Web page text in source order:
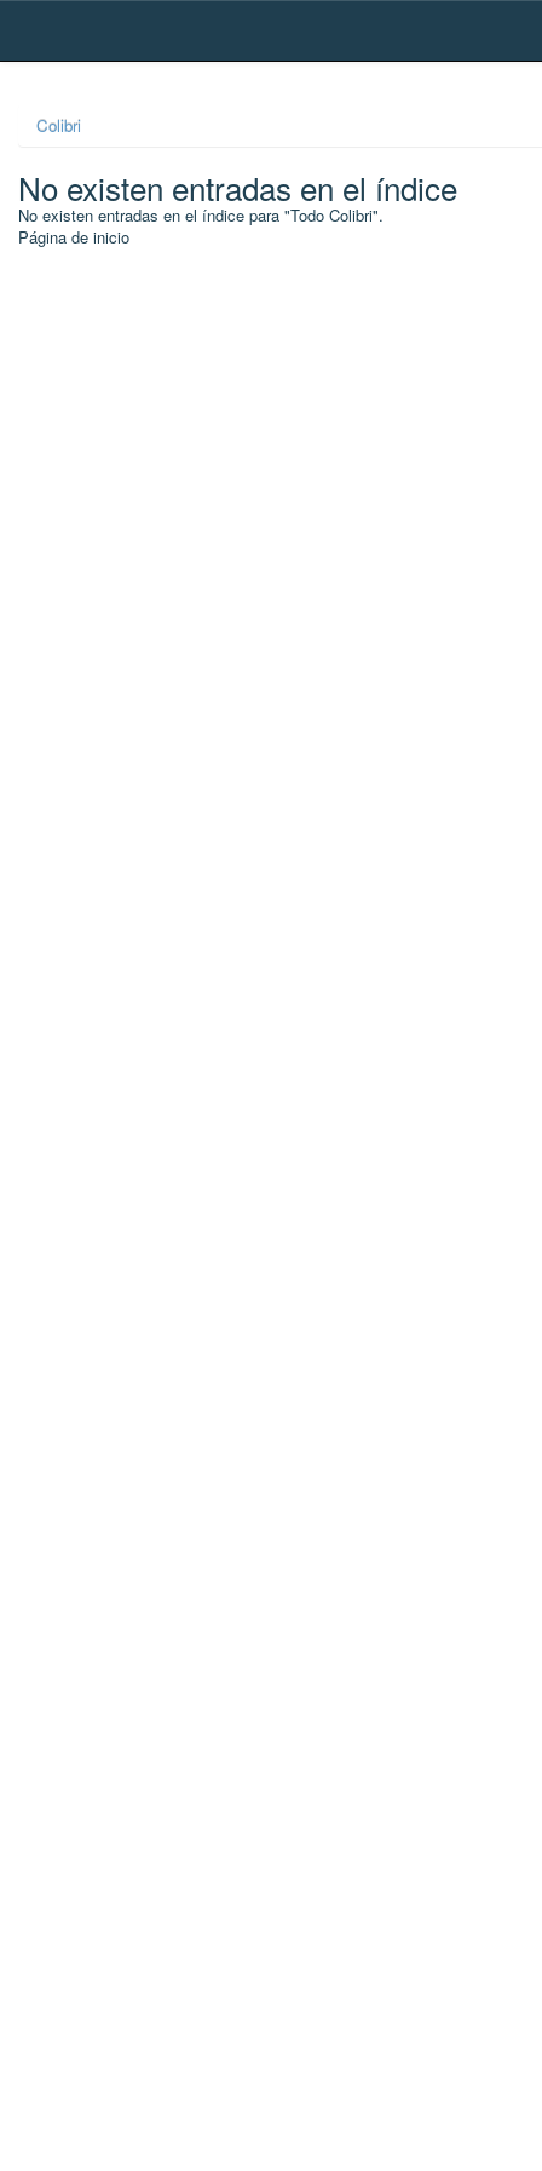
Skip
Colibri
No existen entradas en el índice
No existen entradas en el índice para "Todo Colibri".
Página de inicio